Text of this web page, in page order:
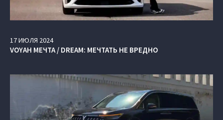
17ИЮЛЯ 2024
VOYAH МЕЧТА / DREAM: МЕЧТАТЬ НЕ ВРЕДНО